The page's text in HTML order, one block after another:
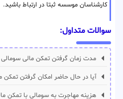
کارشناسان موسسه ثبتا در ارتباط باشید.
سوالات متداول:
مدت زمان گرفتن تمکن مالی
آیا در حال حاضر امکان گرفتن تمکن
هزینه مهاجرت به سومالی با تمکن